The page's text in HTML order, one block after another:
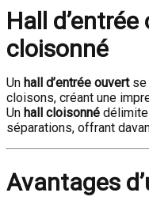
Hall
cloisonné
Un hall d’entrée ouvertse
cloisons, créant une
Un hall cloisonné délimite
séparations, offrant
Avantages